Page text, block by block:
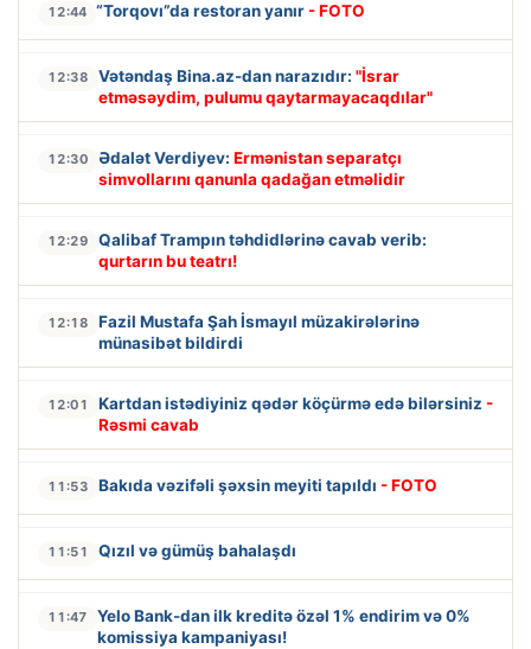
12:44 “Torqovı”da restoran yanır - FOTO
12:38 Vətəndaş Bina.az-dan narazıdır: "İsrar
etməsəydim, pulumu qaytarmayacaqdılar"
12:30 Ədalət Verdiyev: Ermənistan separatçı
simvollarını qanunla qadağan etməlidir
12:29
Qalibaf Trampın təhdidlərinə cavab verib:
qurtarın bu teatrı!
12:18
Fazil Mustafa Şah İsmayıl müzakirələrinə
münasibət bildirdi
12:01 Kartdan istədiyiniz qədər köçürmə edə bilərsiniz -
Rəsmi cavab
11:53 Bakıda vəzifəli şəxsin meyiti tapıldı - FOTO
11:51 Qızıl və gümüş bahalaşdı
11:47
Yelo Bank-dan ilk kreditə özəl 1% endirim və 0%
komissiya kampaniyası!